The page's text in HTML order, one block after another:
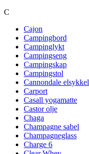
C
Cajon
Campingbord
Campinglykt
Campingseng
Campingskap
Campingstol
Cannondale elsykkel
Carport
Casall yogamatte
Castor olje
Chaga
Champagne sabel
Champagneglass
Charge 6